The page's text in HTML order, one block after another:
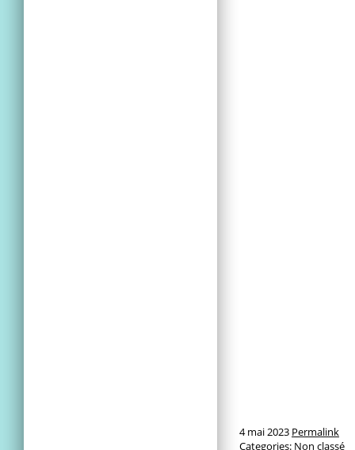
4 mai 2023 Permalink
Categories: Non classé